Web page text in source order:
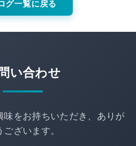
グ一覧に戻る
い合わせ
味をお持ちいただき、ありが
ございます。